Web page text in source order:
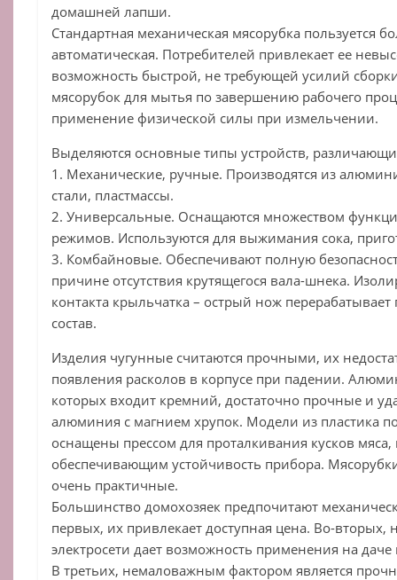
домашней лапши.
Стандартная механическая мясорубка пользуется
автоматическая. Потребителей привлекает ее
возможность быстрой, не требующей усилий
мясорубок для мытья по завершению рабочего
применение физической силы при измельчении.
Выделяются основные типы устройств,
1. Механические, ручные. Производятся из
стали, пластмассы.
2. Универсальные. Оснащаются множеством
режимов. Используются для выжимания сока,
3. Комбайновые. Обеспечивают полную
причине отсутствия крутящегося вала-шнека.
контакта крыльчатка – острый нож
состав.
Изделия чугунные считаются прочными, их
появления расколов в корпусе при падении.
которых входит кремний, достаточно прочные и
алюминия с магнием хрупок. Модели из пластика
оснащены прессом для проталкивания кусков
обеспечивающим устойчивость прибора.
очень практичные.
Большинство домохозяек предпочитают
первых, их привлекает доступная цена. Во-вторых,
электросети дает возможность применения на
В третьих, немаловажным фактором является